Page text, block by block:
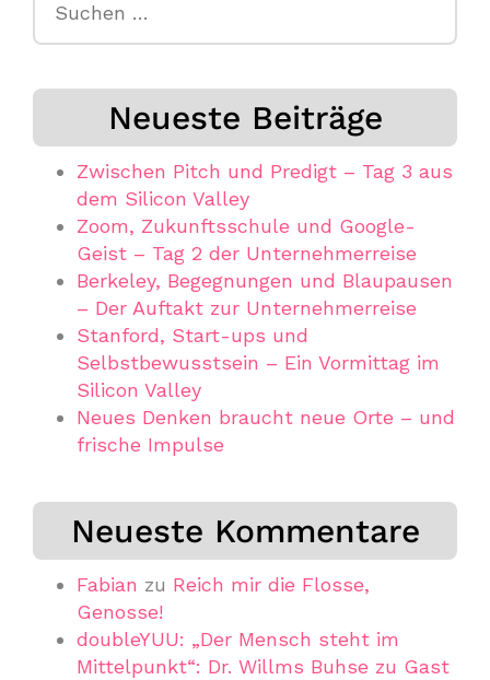
Neueste Beiträge
Zwischen Pitch und Predigt – Tag 3 aus
dem Silicon Valley
Zoom, Zukunftsschule und Google-
Geist – Tag 2 der Unternehmerreise
Berkeley, Begegnungen und Blaupausen
– Der Auftakt zur Unternehmerreise
Stanford, Start-ups und
Selbstbewusstsein – Ein Vormittag im
Silicon Valley
Neues Denken braucht neue Orte – und
frische Impulse
Neueste Kommentare
Fabian zu Reich mir die Flosse,
Genosse!
doubleYUU: „Der Mensch steht im
Mittelpunkt“: Dr. Willms Buhse zu Gast